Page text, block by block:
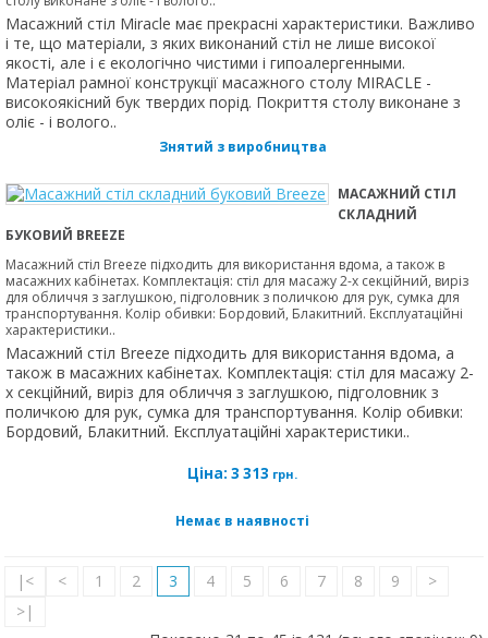
Масажний стіл Miracle має прекрасні характеристики. Важливо
і те, що матеріали, з яких виконаний стіл не лише високої
якості, але і є екологічно чистими і гипоалергенными.
Матеріал рамної конструкції масажного столу MIRACLE -
високоякісний бук твердих порід. Покриття столу виконане з
оліє - і волого..
Знятий з виробництва
МАСАЖНИЙ СТІЛ
СКЛАДНИЙ
БУКОВИЙ BREEZE
Масажний стіл Breeze підходить для використання вдома, а також в
масажних кабінетах. Комплектація: стіл для масажу 2-х секційний, виріз
для обличчя з заглушкою, підголовник з поличкою для рук, сумка для
транспортування. Колір обивки: Бордовий, Блакитний. Експлуатаційні
характеристики..
Масажний стіл Breeze підходить для використання вдома, а
також в масажних кабінетах. Комплектація: стіл для масажу 2-
х секційний, виріз для обличчя з заглушкою, підголовник з
поличкою для рук, сумка для транспортування. Колір обивки:
Бордовий, Блакитний. Експлуатаційні характеристики..
Ціна: 3 313 грн.
Немає в наявності
|< < 1 2 3 4 5 6 7 8 9
>
>|